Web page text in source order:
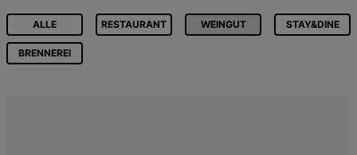
ALLE RESTAURANT WEINGUT STAY&DINE
BRENNEREI